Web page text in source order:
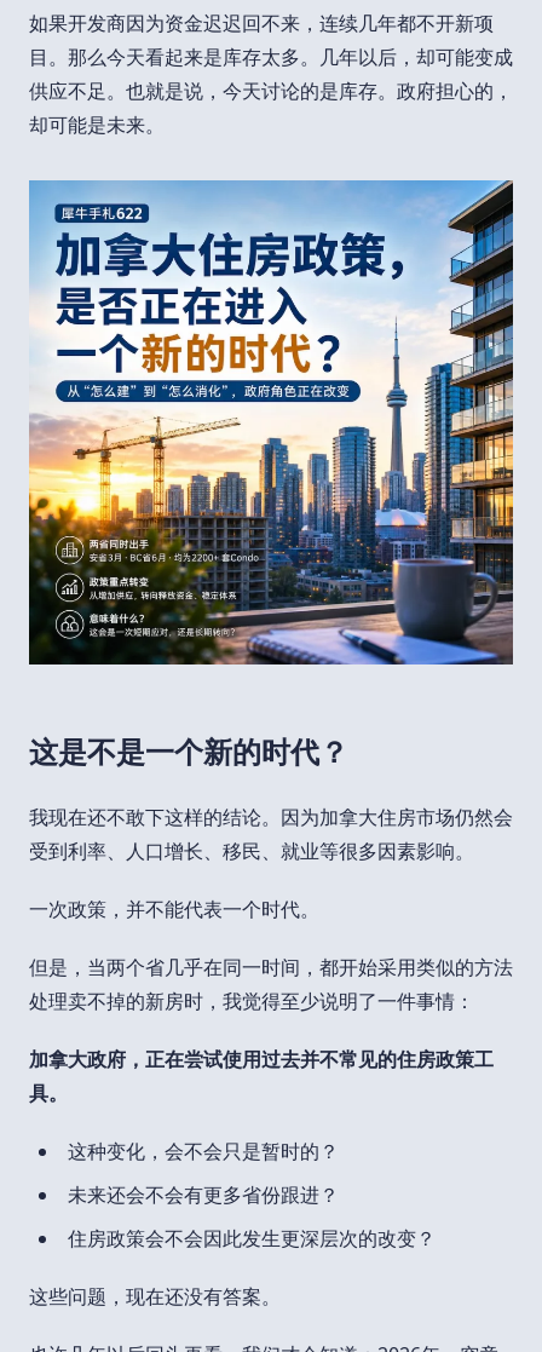
如果开发商因为资金迟迟回不来，连续几年都不开新项
目。那么今天看起来是库存太多。几年以后，却可能变成
供应不足。也就是说，今天讨论的是库存。政府担心的，
却可能是未来。
这是不是一个新的时代？
我现在还不敢下这样的结论。因为加拿大住房市场仍然会
受到利率、人口增长、移民、就业等很多因素影响。
一次政策，并不能代表一个时代。
但是，当两个省几乎在同一时间，都开始采用类似的方法
处理卖不掉的新房时，我觉得至少说明了一件事情：
加拿大政府，正在尝试使用过去并不常见的住房政策工
具。
这种变化，会不会只是暂时的？
未来还会不会有更多省份跟进？
住房政策会不会因此发生更深层次的改变？
这些问题，现在还没有答案。